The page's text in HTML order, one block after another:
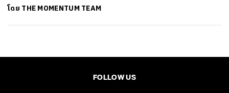
โดย THE MOMENTUM TEAM
FOLLOW US